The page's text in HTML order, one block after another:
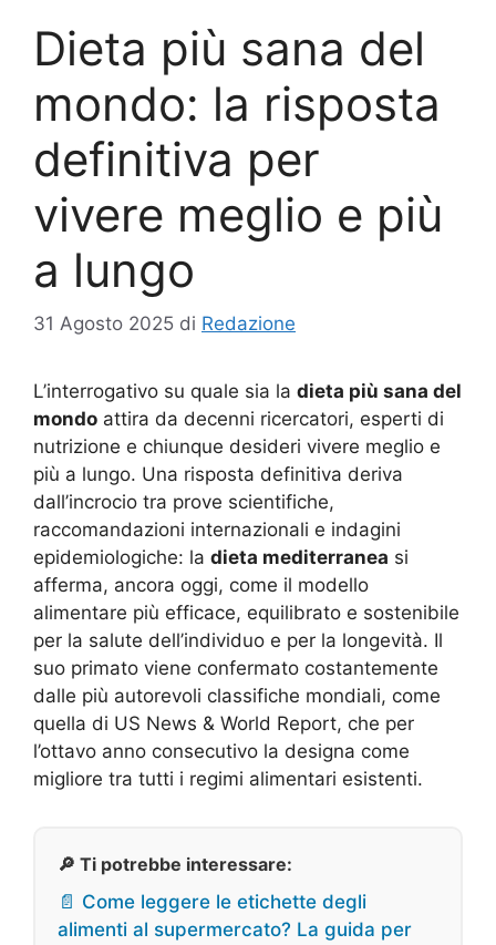
Dieta più sana del
mondo: la risposta
definitiva per
vivere meglio e più
a lungo
31 Agosto 2025 di Redazione
L’interrogativo su quale sia la dieta più sana del
mondo attira da decenni ricercatori, esperti di
nutrizione e chiunque desideri vivere meglio e
più a lungo. Una risposta definitiva deriva
dall’incrocio tra prove scientifiche,
raccomandazioni internazionali e indagini
epidemiologiche: la dieta mediterranea si
afferma, ancora oggi, come il modello
alimentare più efficace, equilibrato e sostenibile
per la salute dell’individuo e per la longevità. Il
suo primato viene confermato costantemente
dalle più autorevoli classifiche mondiali, come
quella di US News & World Report, che per
l’ottavo anno consecutivo la designa come
migliore tra tutti i regimi alimentari esistenti.
🔎 Ti potrebbe interessare:
📄 Come leggere le etichette degli
alimenti al supermercato? La guida per